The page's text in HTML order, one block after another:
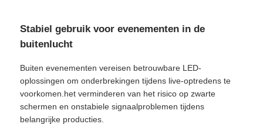
Neem contact met ons op
Nieuws
Gevallen
Stabiel gebruik voor evenementen in de
buitenlucht
Buiten evenementen vereisen betrouwbare LED-
oplossingen om onderbrekingen tijdens live-optredens te
voorkomen.het verminderen van het risico op zwarte
schermen en onstabiele signaalproblemen tijdens
belangrijke producties.